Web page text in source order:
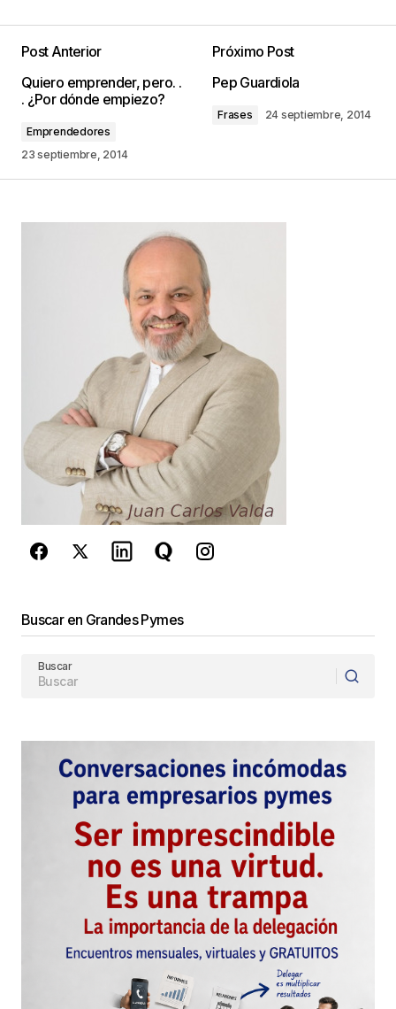
publicada. Los campos obligatorios están
marcados con*
Comentario*
*
Guarda mi nombre, correo electrónico y web en
este navegador para la próxima vez que
comente.
Este sitio esta protegido por
reCAPTCHA y la Política de
privacidad y los Términos del servicio
de Googlese aplican.
Post Anterior
Quiero emprender, pero. .
. ¿Por dónde empiezo?
Emprendedores
23 septiembre, 2014
Próximo Post
Pep Guardiola
Frases 24 septiembre, 2014
Buscar en Grandes Pymes
Buscar